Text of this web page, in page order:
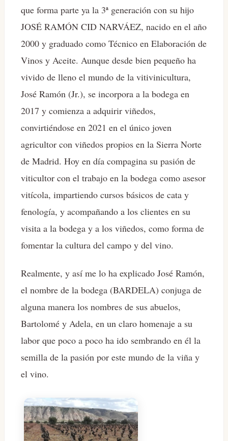
que forma parte ya la 3ª generación con su hijo
JOSÉ RAMÓN CID NARVÁEZ, nacido en el año
2000 y graduado como Técnico en Elaboración de
Vinos y Aceite. Aunque desde bien pequeño ha
vivido de lleno el mundo de la vitivinicultura,
José Ramón (Jr.), se incorpora a la bodega en
2017 y comienza a adquirir viñedos,
convirtiéndose en 2021 en el único joven
agricultor con viñedos propios en la Sierra Norte
de Madrid. Hoy en día compagina su pasión de
viticultor con el trabajo en la bodega como asesor
vitícola, impartiendo cursos básicos de cata y
fenología, y acompañando a los clientes en su
visita a la bodega y a los viñedos, como forma de
fomentar la cultura del campo y del vino.
Realmente, y así me lo ha explicado José Ramón,
el nombre de la bodega (BARDELA) conjuga de
alguna manera los nombres de sus abuelos,
Bartolomé y Adela, en un claro homenaje a su
labor que poco a poco ha ido sembrando en él la
semilla de la pasión por este mundo de la viña y
el vino.